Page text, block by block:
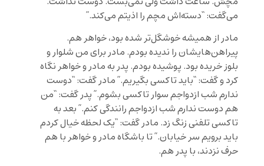
می‌‌گفت: “دسته‌اش مچم را اذیتم می‌کند.”
مادر از همیشه خوشگل‌تر شده بود، خواهر هم.
پیراهن‌هایشان را ندیده بودم. مادر برای من شلوار و
بلوز خریده بود. پوشیده بودم. پدر به مادر و خواهر نگاه
کرد و گفت: “باید تاکسی بگیریم.” مادر گفت: “دوست
ندارم شب ازدواجم سوار تاکسی بشوم.” پدر گفت: “من
هم دوست ندارم شب ازدواجم رانندگی کنم.” بعد به
تاکسی تلفنی زنگ زد. مادر گفت: “یک لحظه خیال کردم
باید برویم سر خیابان.” تا باشگاه مادر و خواهر با هم
حرف نزدند، با پدر هم.